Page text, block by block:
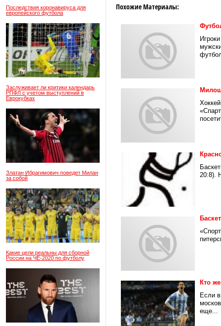
Последствия коронавируса для
европейского футбола
Заслуживает ли критики календарь
РПФЛ с учетом выступлений в
Еврокубках
Златан Ибрагимович поведет Милан
за собой
Какие цели реальны для сборной
России на ЧЕ-2020 по футболу
Похожие Материалы:
20:8).
Кто
Если
еще...